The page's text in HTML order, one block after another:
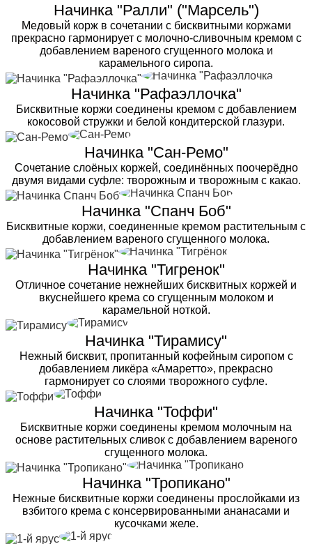
Начинка "Ралли" ("Марсель")
Медовый корж в сочетании с бисквитными коржами
прекрасно гармонирует с молочно-сливочным кремом с
добавлением вареного сгущенного молока и
карамельного сиропа.
Начинка "Рафаэллочка"
Бисквитные коржи соединены кремом с добавлением
кокосовой стружки и белой кондитерской глазури.
Начинка "Сан-Ремо"
Сочетание слоёных коржей, соединённых поочерёдно
двумя видами суфле: творожным и творожным с какао.
Начинка "Спанч Боб"
Бисквитные коржи, соединенные кремом растительным с
добавлением вареного сгущенного молока.
Начинка "Тигренок"
Отличное сочетание нежнейших бисквитных коржей и
вкуснейшего крема со сгущенным молоком и
карамельной ноткой.
Начинка "Тирамису"
Нежный бисквит, пропитанный кофейным сиропом с
добавлением ликёра «Амаретто», прекрасно
гармонирует со слоями творожного суфле.
Начинка "Тоффи"
Бисквитные коржи соединены кремом молочным на
основе растительных сливок с добавлением вареного
сгущенного молока.
Начинка "Тропикано"
Нежные бисквитные коржи соединены прослойками из
взбитого крема с консервированными ананасами и
кусочками желе.